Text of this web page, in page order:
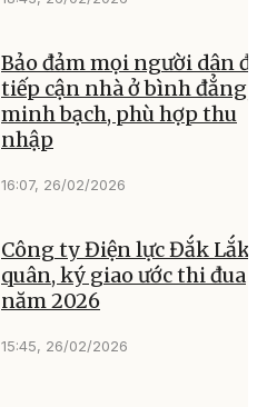
Bảo đảm mọi người dân
tiếp cận nhà ở bình đẳng,
minh bạch, phù hợp thu
nhập
16:07, 26/02/2026
Công ty Điện lực Đắk Lắk
quân, ký giao ước thi đua
năm 2026
15:45, 26/02/2026